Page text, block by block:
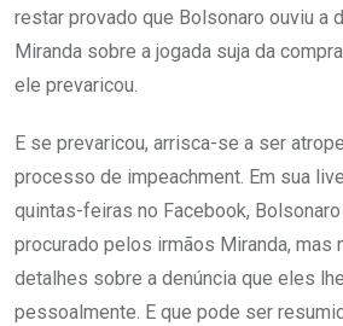
restar provado que Bolsonaro ouviu a
Miranda sobre a jogada suja da
ele prevaricou.
E se prevaricou, arrisca-se a ser
processo de impeachment. Em sua
quintas-feiras no Facebook,
procurado pelos irmãos Miranda, mas
detalhes sobre a denúncia que eles
pessoalmente. E que pode ser